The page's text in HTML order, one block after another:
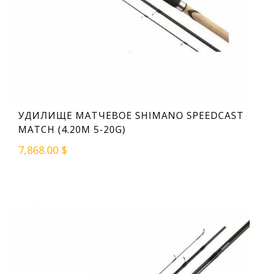
УДИЛИЩЕ МАТЧЕВОЕ SHIMANO SPEEDCAST
MATCH (4.20M 5-20G)
7,868.00 $